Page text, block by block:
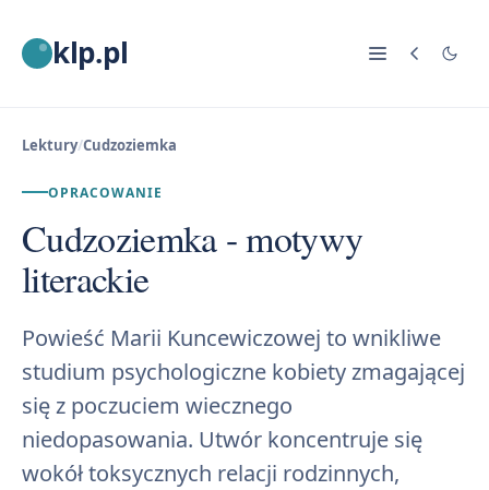
klp.pl
Lektury/Cudzoziemka
OPRACOWANIE
Cudzoziemka - motywy
literackie
Powieść Marii Kuncewiczowej to wnikliwe
studium psychologiczne kobiety zmagającej
się z poczuciem wiecznego
niedopasowania. Utwór koncentruje się
wokół toksycznych relacji rodzinnych,